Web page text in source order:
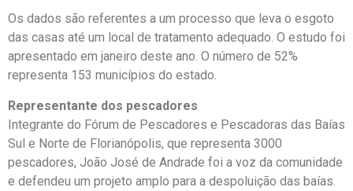
Os dados são referentes a um processo que leva o esgoto
das casas até um local de tratamento adequado. O estudo foi
apresentado em janeiro deste ano. O número de 52%
representa 153 municípios do estado.
Representante dos pescadores
Integrante do Fórum de Pescadores e Pescadoras das Baías
Sul e Norte de Florianópolis, que representa 3000
pescadores, João José de Andrade foi a voz da comunidade
e defendeu um projeto amplo para a despoluição das baías.